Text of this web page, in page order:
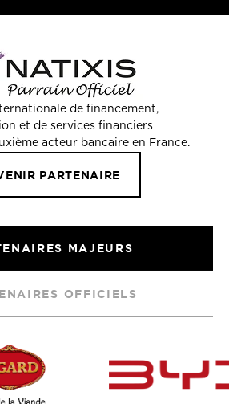
de financement,
et de services financiers
acteur bancaire en France.
PARTENAIRE
MAJEURS
OFFICIELS